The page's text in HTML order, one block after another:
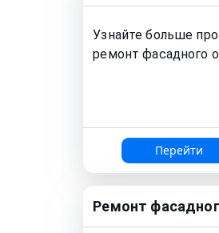
Узнайте больше про
ремонтфасадного
Перейти
Ремонт